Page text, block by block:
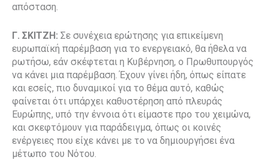
απόσταση.
Γ. ΣΚΙΤΖΗ: Σε συνέχεια ερώτησης για επικείμενη
ευρωπαϊκή παρέμβαση για το ενεργειακό, θα ήθελα να
ρωτήσω, εάν σκέφτεται η Κυβέρνηση, ο Πρωθυπουργός
να κάνει μια παρέμβαση. Έχουν γίνει ήδη, όπως είπατε
και εσείς, πιο δυναμικοί για το θέμα αυτό, καθώς
φαίνεται ότι υπάρχει καθυστέρηση από πλευράς
Ευρώπης, υπό την έννοια ότι είμαστε προ του χειμώνα,
και σκεφτόμουν για παράδειγμα, όπως οι κοινές
ενέργειες που είχε κάνει με το να δημιουργήσει ένα
μέτωπο του Νότου.